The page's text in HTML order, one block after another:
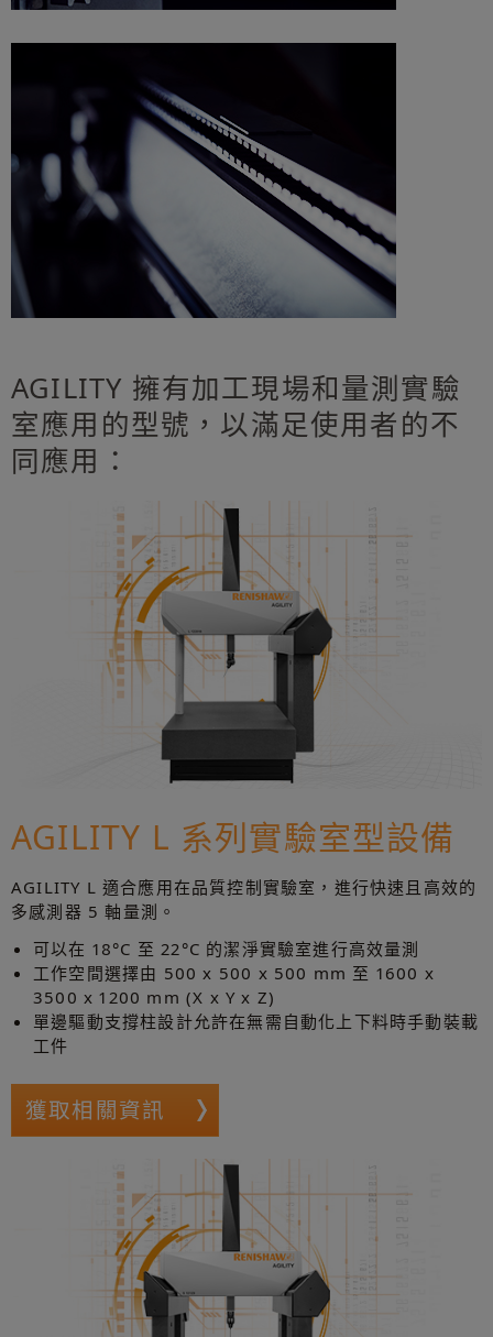
AGILITY 擁有加工現場和量測實驗
室應用的型號，以滿足使用者的不
同應用：
AGILITY L 系列實驗室型設備
AGILITY L 適合應用在品質控制實驗室，進行快速且高效的
多感測器 5 軸量測。
可以在 18°C 至 22°C 的潔淨實驗室進行高效量測
工作空間選擇由 500 x 500 x 500 mm 至 1600 x
3500 x 1200 mm (X x Y x Z)
單邊驅動支撐柱設計允許在無需自動化上下料時手動裝載
工件
獲取相關資訊